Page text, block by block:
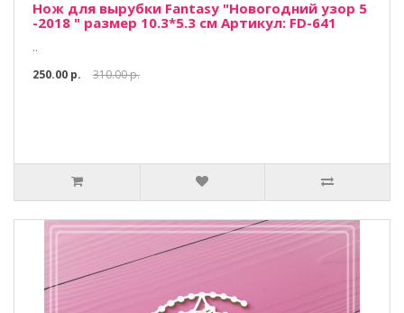
Нож для вырубки Fantasy "Новогодний узор 5
-2018 " размер 10.3*5.3 см Артикул: FD-641
..
250.00 р.
310.00 р.